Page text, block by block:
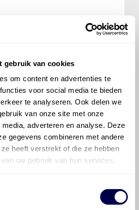
gebruik van cookies
om content en advertenties te
voor social media te bieden
te analyseren. Ook delen we
van onze site met onze
adverteren en analyse. Deze
gegevens combineren met andere
heeft verstrekt of die ze hebben
uw gebruik van hun services.
elke 20000 km/ 12 maanden
ATF 1
elke 20000 km/ 12 maanden